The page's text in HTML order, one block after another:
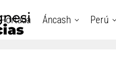
Portada Áncash Perú